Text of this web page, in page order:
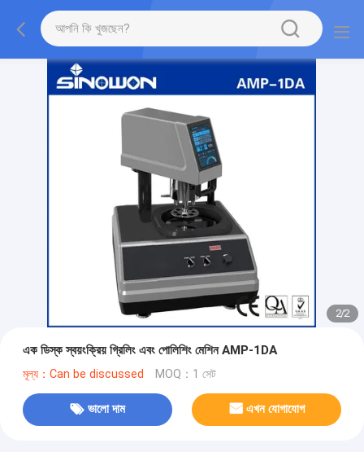
2/2
এক ডিস্ক স্বয়ংক্রিয় গ্রিলিং এবং পোলিশিং মেশিন AMP-1DA
মূল্য：Can be discussed MOQ：1 সেট
ভালো দাম এখন যোগাযোগ